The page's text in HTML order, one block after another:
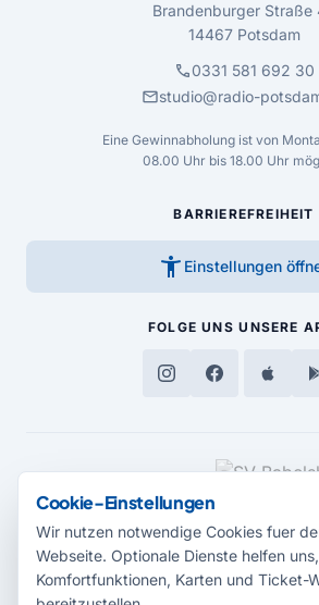
Brandenburger Straße
14467 Potsdam
call0331 581 692 30
mailstudio@radio-
Eine Gewinnabholung ist von
08.00 Uhr bis 18.00 Uhr
BARRIEREFREIHEIT
accessibility_new Einstellungen
FOLGE UNS UNSERE
MEDIENPARTNER
Cookie-Einstellungen
Wir nutzen notwendige Cookies fuer
Webseite. Optionale Dienste helfen uns,
Komfortfunktionen, Karten und Ticket-